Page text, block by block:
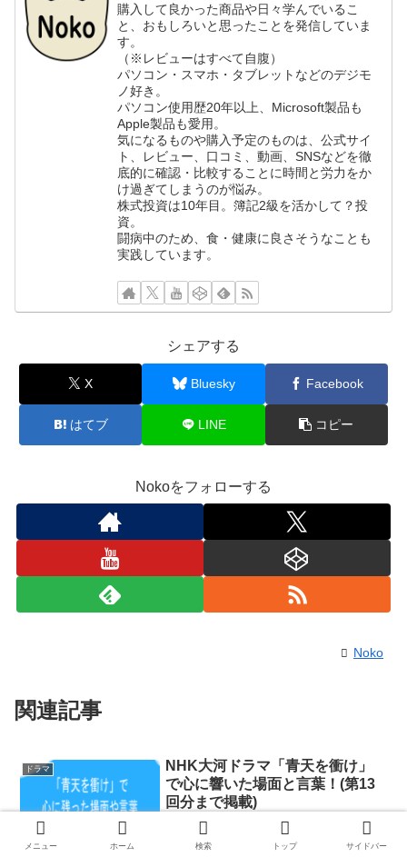
購入して良かった商品や日々学んでいるこ
と、おもしろいと思ったことを発信していま
す。
（※レビューはすべて自腹）
パソコン・スマホ・タブレットなどのデジモ
ノ好き。
パソコン使用歴20年以上、Microsoft製品も
Apple製品も愛用。
気になるものや購入予定のものは、公式サイ
ト、レビュー、口コミ、動画、SNSなどを徹
底的に確認・比較することに時間と労力をか
け過ぎてしまうのが悩み。
株式投資は10年目。簿記2級を活かして？投
資。
闘病中のため、食・健康に良さそうなことも
実践しています。
シェアする
X Bluesky Facebook
はてブ LINE コピー
Nokoをフォローする
Noko
関連記事
ドラマ
NHK大河ドラマ「青天を衝け」
で心に響いた場面と言葉！(第13
回分まで掲載)
NHK大河ドラマ「青天を衝け」を観て、
心に響いた場面と言葉を記事にし、その
リンク集としました。
メニュー ホーム 検索 トップ サイドバー